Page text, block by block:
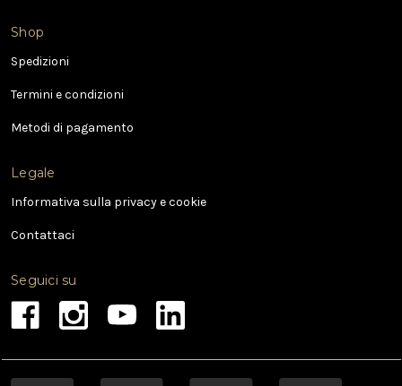
e
m
i
l
Shop
Spedizioni
Termini e condizioni
Metodi di pagamento
Legale
Informativa sulla privacy e cookie
Contattaci
Seguici su